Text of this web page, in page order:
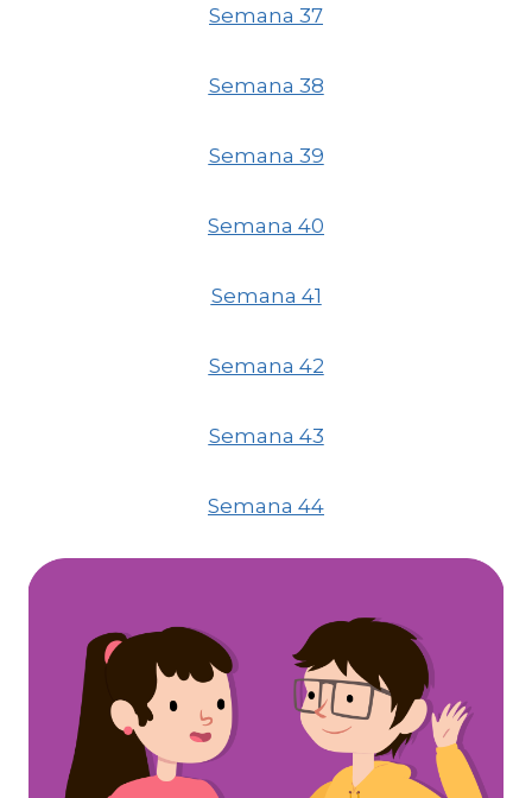
Semana 37
Semana 38
Semana 39
Semana 40
Semana 41
Semana 42
Semana 43
Semana 44